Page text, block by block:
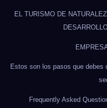
EL TURISMO DE
Estos son los pasos que
Frequently Asked